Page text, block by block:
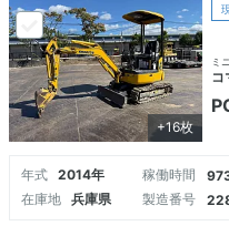
+16枚
ミ
コ
年式 2014年 稼働時間
在庫地
兵庫県 製造番号